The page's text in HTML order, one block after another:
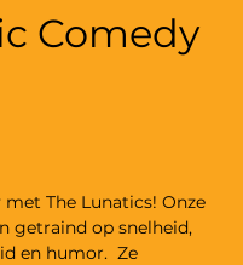
Comedy
The Lunatics! Onze
getraind op snelheid,
en humor.  Ze